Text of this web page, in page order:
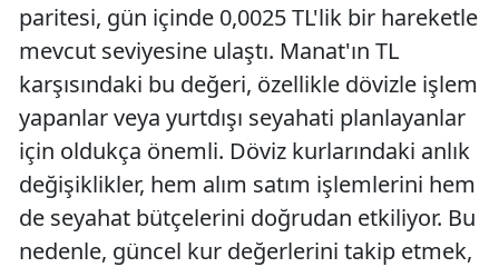
paritesi, gün içinde 0,0025 TL'lik bir hareketle
mevcut seviyesine ulaştı. Manat'ın TL
karşısındaki bu değeri, özellikle dövizle işlem
yapanlar veya yurtdışı seyahati planlayanlar
için oldukça önemli. Döviz kurlarındaki anlık
değişiklikler, hem alım satım işlemlerini hem
de seyahat bütçelerini doğrudan etkiliyor. Bu
nedenle, güncel kur değerlerini takip etmek,